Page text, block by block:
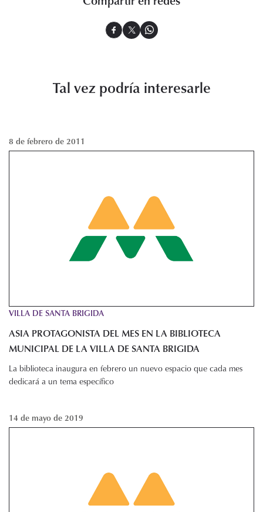
Tal vez podría interesarle
8 de febrero de 2011
VILLA DE SANTA BRIGIDA
ASIA PROTAGONISTA DEL MES EN LA BIBLIOTECA
MUNICIPAL DE LA VILLA DE SANTA BRIGIDA
La biblioteca inaugura en febrero un nuevo espacio que cada mes
dedicará a un tema específico
14 de mayo de 2019